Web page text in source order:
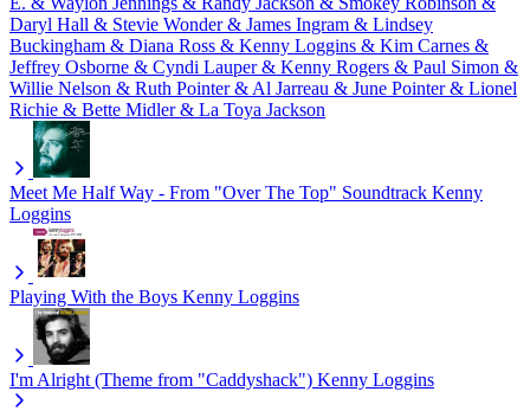
Daryl Hall & Stevie Wonder & James Ingram & Lindsey
Buckingham & Diana Ross & Kenny Loggins & Kim Carnes &
Jeffrey Osborne & Cyndi Lauper & Kenny Rogers & Paul Simon &
Willie Nelson & Ruth Pointer & Al Jarreau & June Pointer & Lionel
Richie & Bette Midler & La Toya Jackson
Meet Me Half Way - From "Over The Top" Soundtrack Kenny
Loggins
Playing With the Boys Kenny Loggins
I'm Alright (Theme from "Caddyshack") Kenny Loggins